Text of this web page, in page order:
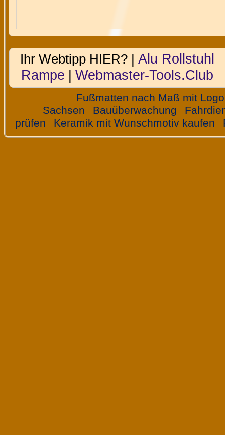
Ihr Webtipp HIER? | Alu Rollstuhl
Rampe | Webmaster-Tools.Club
Fußmatten nach Maß mit Logo
Sachsen
Bauüberwachung
prüfen
Keramik mit Wunschmotiv kaufen